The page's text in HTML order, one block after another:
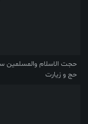
حجت الاسلام والمسلمین
حج و زیارت